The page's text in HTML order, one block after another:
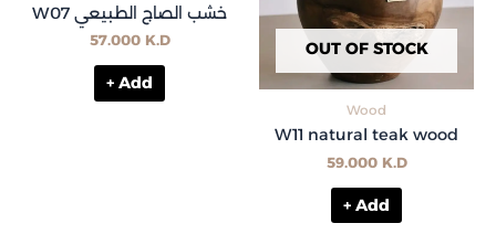
W07 خشب الصاج الطبيعي
57.000 K.D
+ Add
OUT OF STOCK
Wood
W11 natural teak wood
59.000 K.D
+ Add